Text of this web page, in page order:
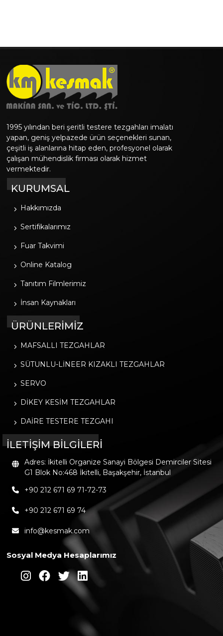
1995 yılından beri şeritli testere tezgahları imalatı
yapan, geniş yelpazede ürün seçenekleri sunan,
çeşitli iş alanlarına hitap eden, profesyonel olarak
çalışan mühendislik firması olarak hizmet
vermektedir.
KURUMSAL
Hakkımızda
Sertifikalarımız
Fuar Takvimi
Online Katalog
Tanıtım Filmlerimiz
İnsan Kaynakları
ÜRÜNLERİMİZ
MAFSALLI TEZGAHLAR
SÜTUNLU-LİNEER KIZAKLI TEZGAHLAR
SERVO
DİKEY KESİM TEZGAHLAR
DAİRE TESTERE TEZGAHI
İLETİŞİM BİLGİLERİ
Adres: İkitelli Organize Sanayi Bölgesi Demirciler Sitesi
G1 Blok No:468 İkitelli, Başakşehir, İstanbul
+90 212 671 69 71-72-73
+90 212 671 69 74
info@kesmak.com
Sosyal Medya Hesaplarımız